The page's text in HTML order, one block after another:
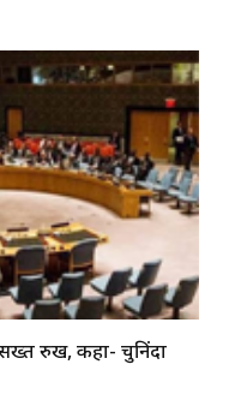
सख्त रुख, कहा- चुनिंदा